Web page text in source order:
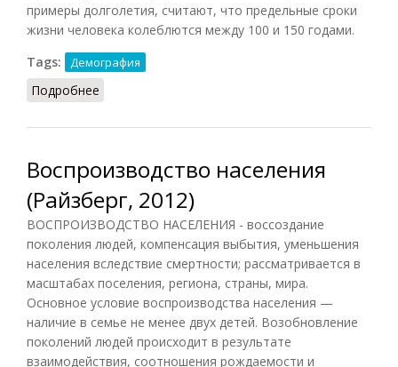
примеры долголетия, считают, что предельные сроки
жизни человека колеблются между 100 и 150 годами.
Tags:
Демография
Подробнее
Воспроизводство населения
(Райзберг, 2012)
ВОСПРОИЗВОДСТВО НАСЕЛЕНИЯ - воссоздание
поколения людей, компенсация выбытия, уменьшения
населения вследствие смертности; рассматривается в
масштабах поселения, региона, страны, мира.
Основное условие воспроизводства населения —
наличие в семье не менее двух детей. Возобновление
поколений людей происходит в результате
взаимодействия, соотношения рождаемости и